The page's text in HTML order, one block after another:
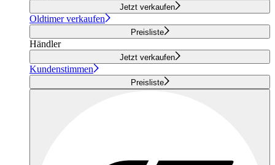
Jetzt verkaufen
Oldtimer verkaufen
Preisliste
Händler
Jetzt verkaufen
Kundenstimmen
Preisliste